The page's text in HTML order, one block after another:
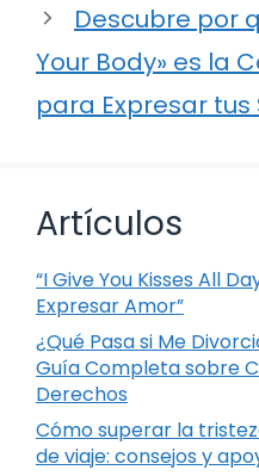
Descubre por
Your Body» es la
para Expresar
Artículos
“I Give You Kisses All
Expresar Amor”
¿Qué Pasa si Me
Guía Completa sobre
Derechos
Cómo superar la
de viaje: consejos y